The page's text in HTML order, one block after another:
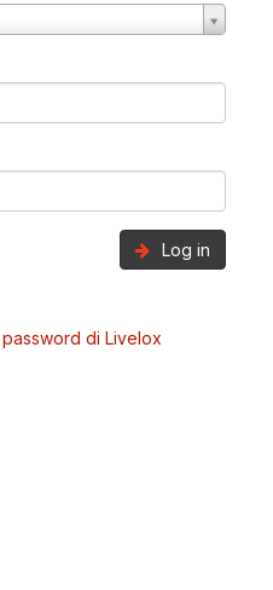
Log in
di Livelox